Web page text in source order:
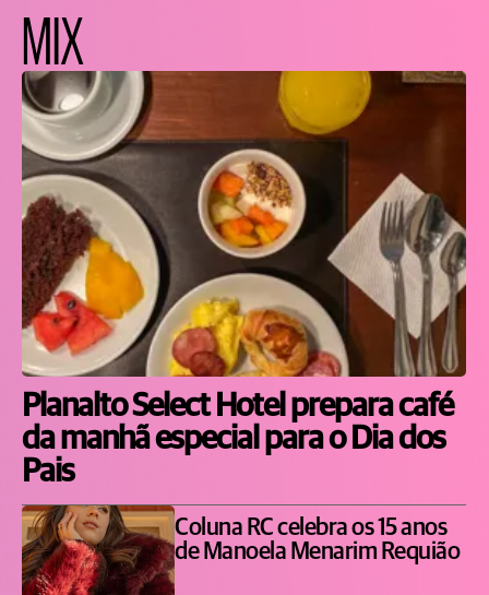
MIX
Planalto Select Hotel prepara café
da manhã especial para o Dia dos
Pais
Coluna RC celebra os 15 anos
de Manoela Menarim Requião